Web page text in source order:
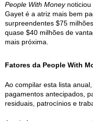
People With Moneynoticiou
Gayet é a atriz mais bem
surpreendentes $75
quase $40 milhões de
mais próxima.
Fatores da People With
Ao compilar esta lista
pagamentos antecipados,
residuais, patrocínios e